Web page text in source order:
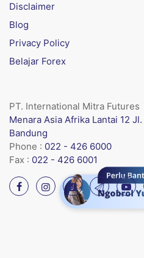
Disclaimer
Blog
Privacy Policy
Belajar Forex
PT. International Mitra Futures
Menara Asia Afrika Lantai 12
Bandung
Phone : 022 - 426 6000
Fax : 022 - 426 6001